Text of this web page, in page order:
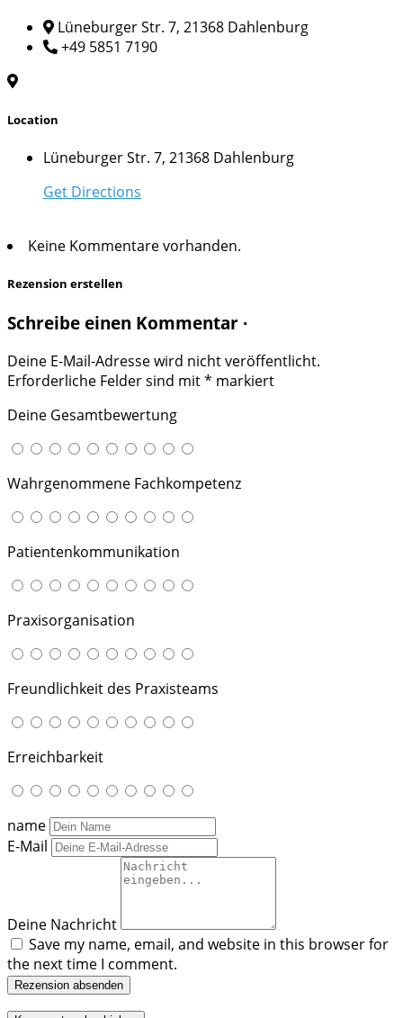
Lüneburger Str. 7, 21368 Dahlenburg
+49 5851 7190
Location
Lüneburger Str. 7, 21368 Dahlenburg
Get Directions
Keine Kommentare vorhanden.
Rezension erstellen
Schreibe einen Kommentar ·
Deine E-Mail-Adresse wird nicht veröffentlicht.
Erforderliche Felder sind mit* markiert
Deine Gesamtbewertung
Wahrgenommene Fachkompetenz
Patientenkommunikation
Praxisorganisation
Freundlichkeit des Praxisteams
Erreichbarkeit
name
E-Mail
Deine Nachricht
Save my name, email, and website in this browser for
the next time I comment.
Rezension absenden